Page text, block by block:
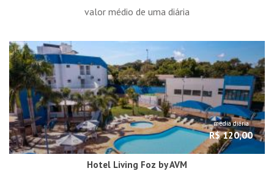
valor médio de uma diária
média diária
R$ 120,00
Hotel Living Foz by AVM